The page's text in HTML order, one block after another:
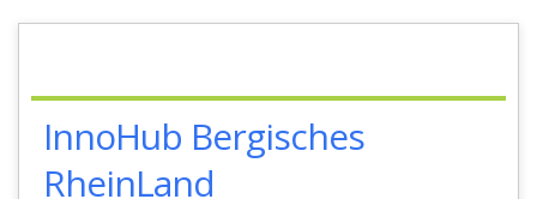
InnoHub Bergisches
RheinLand